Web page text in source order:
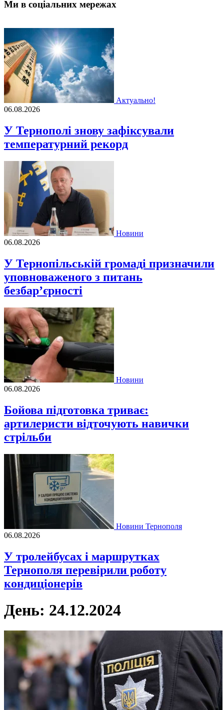
Ми в соціальних мережах
Актуально!
06.08.2026
У Тернополі знову зафіксували
температурний рекорд
Новини
06.08.2026
У Тернопільській громаді призначили
уповноваженого з питань
безбар’єрності
Новини
06.08.2026
Бойова підготовка триває:
артилеристи відточують навички
стрільби
Новини Тернополя
06.08.2026
У тролейбусах і маршрутках
Тернополя перевірили роботу
кондиціонерів
День: 24.12.2024